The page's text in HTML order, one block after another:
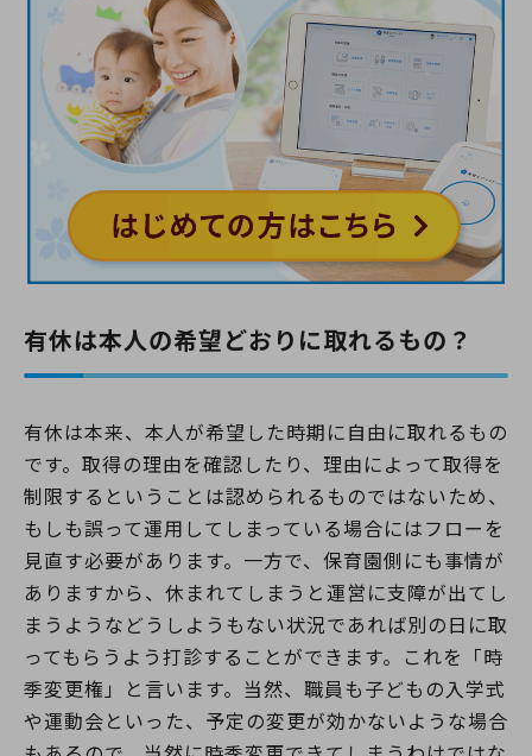
有休は本人の希望どおりに取れるもの？
有休は本来、本人が希望した時期に自由に取れるもの
です。取得の理由を確認したり、理由によって取得を
制限するということは認められるものではないため、
もしも誤って運用してしまっている場合にはフローを
見直す必要があります。一方で、保育園側にも事情が
ありますから、休まれてしまうと運営に支障が出てし
まうようなどうしようもない状況であれば別の日に取
ってもらうよう打診することができます。これを「時
季変更権」と言います。当然、職員も子どもの入学式
や運動会といった、予定の変更が効かないような場合